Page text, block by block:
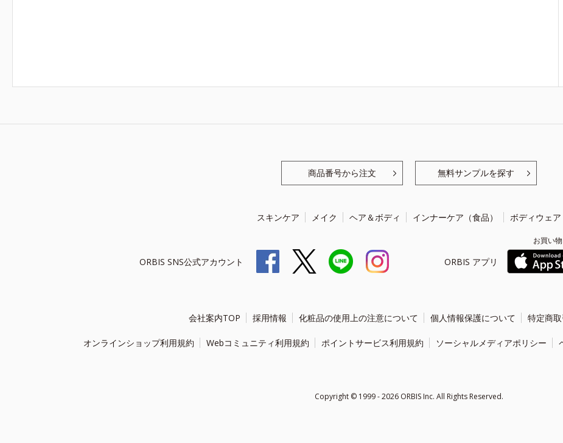
商品番号から注文 無料サンプルを探す
スキンケア メイク ヘア＆ボディ インナーケア（食品） ボディウェア
ORBIS SNS公式アカウント ORBIS アプリ
お買い
会社案内TOP 採用情報 化粧品の使用上の注意について 個人情報保護について 特定商
オンラインショップ利用規約 Webコミュニティ利用規約 ポイントサービス利用規約 ソーシャルメディアポリシー
Copyright © 1999 - 2026 ORBIS Inc. All Rights Reserved.